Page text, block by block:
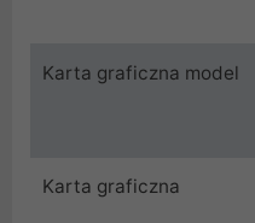
Karta graficzna model
Karta graficzna